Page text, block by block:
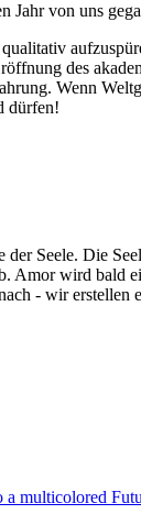
Jahr von uns
des
Wenn
dürfen!
Seele. Die
wird bald
- wir erstellen
multicolored